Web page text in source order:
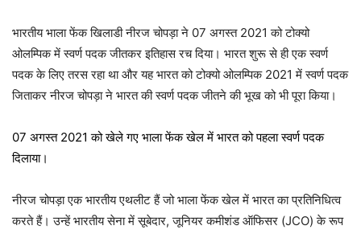
भारतीय भाला फेंक खिलाडी नीरज चोपड़ा ने 07 अगस्त 2021 को टोक्यो
ओलम्पिक में स्वर्ण पदक जीतकर इतिहास रच दिया। भारत शुरू से ही एक स्वर्ण
पदक के लिए तरस रहा था और यह भारत को टोक्यो ओलम्पिक 2021 में स्वर्ण पदक
जिताकर नीरज चोपड़ा ने भारत की स्वर्ण पदक जीतने की भूख को भी पूरा किया।
07 अगस्त 2021 को खेले गए भाला फेंक खेल में भारत को पहला स्वर्ण पदक
दिलाया।
नीरज चोपड़ा एक भारतीय एथलीट हैं जो भाला फेंक खेल में भारत का प्रतिनिधित्व
करते हैं। उन्हें भारतीय सेना में सूबेदार, जूनियर कमीशंड ऑफिसर (JCO) के रूप